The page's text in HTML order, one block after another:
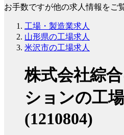
お手数ですが他の求人情報をご
工場・製造業求人
山形県の工場求人
米沢市の工場求人
株式会社綜
ションの工
(1210804)